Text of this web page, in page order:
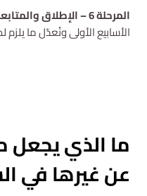
المرحلة 6 – الإطلاق والمتابعة
الأسابيع الأولى ونُعدّل ما
ما الذي يجعل
عن غيرها في